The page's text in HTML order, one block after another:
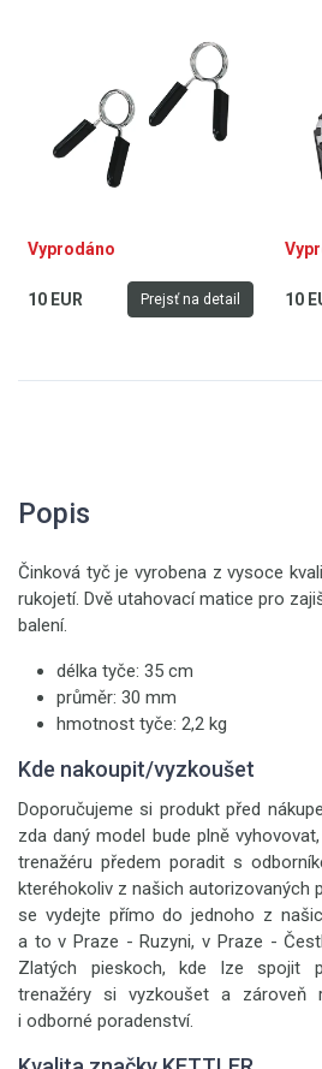
Vyprodáno
10 EUR Prejsť na detail 10
Popis
Činková tyč je vyrobena z vysoce
rukojetí. Dvě utahovací matice pro
balení.
délka tyče: 35 cm
průměr: 30 mm
hmotnost tyče: 2,2 kg
Kde nakoupit/vyzkoušet
Doporučujeme si produkt před
zda daný model bude plně
trenažéru předem poradit s
kteréhokoliv z našich autorizovaných
se vydejte přímo do jednoho z
a to v Praze - Ruzyni, v Praze -
Zlatých pieskoch, kde lze spojit
trenažéry si vyzkoušet a zároveň
i odborné poradenství.